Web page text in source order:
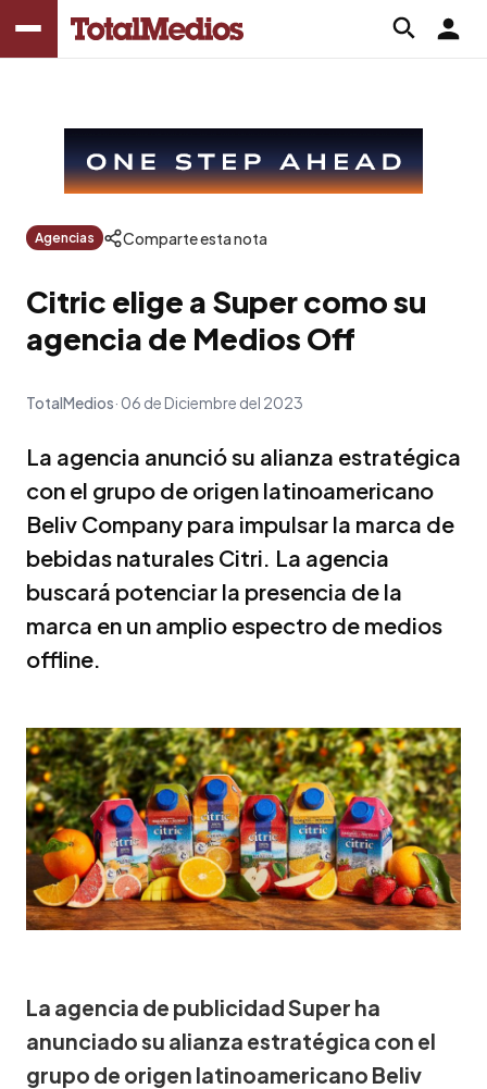
Agencias Comparte esta nota
Citric elige a Super como su
agencia de Medios Off
TotalMedios 06 de Diciembre del 2023
La agencia anunció su alianza estratégica
con el grupo de origen latinoamericano
Beliv Company para impulsar la marca de
bebidas naturales Citri. La agencia
buscará potenciar la presencia de la
marca en un amplio espectro de medios
offline.
La agencia de publicidad Super ha
anunciado su alianza estratégica con el
grupo de origen latinoamericano Beliv